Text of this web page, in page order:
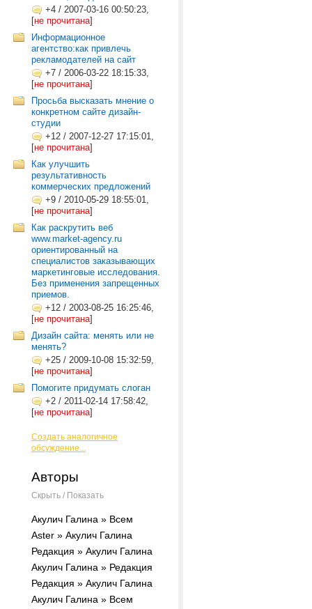
+4 / 2007-03-16 00:50:23,
[не прочитана]
Информационное
агентство:как привлечь
рекламодателей на сайт
+7 / 2006-03-22 18:15:33,
[не прочитана]
Просьба высказать мнение о
конкретном сайте дизайн-
студии
+12 / 2007-12-27 17:15:01,
[не прочитана]
Как улучшить
результативность
коммерческих предложений
+9 / 2010-05-29 18:55:01,
[не прочитана]
Как раскрутить веб
www.market-agency.ru
ориентированный на
специалистов заказывающих
маркетинговые исследования.
Без применения запрещенных
приемов.
+12 / 2003-08-25 16:25:46,
[не прочитана]
Дизайн сайта: менять или не
менять?
+25 / 2009-10-08 15:32:59,
[не прочитана]
Помогите придумать слоган
+2 / 2011-02-14 17:58:42,
[не прочитана]
Создать аналогичное
обсуждение...
Авторы
Скрыть / Показать
Акулич Галина » Всем
Aster » Акулич Галина
Редакция » Акулич Галина
Акулич Галина » Редакция
Редакция » Акулич Галина
Акулич Галина » Всем